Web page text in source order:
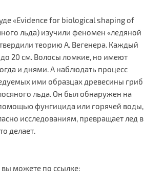
«Evidence for biological shaping of
льда) изучили феномен «ледяной
теорию А. Вегенера. Каждый
20 см. Волосы ломкие, но имеют
и днями. А наблюдать процесс
ими образцах древесины гриб
льда. Он был обнаружен на
фунгицида или горячей воды,
исследованиям, превращает лед в
делает.
можете по ссылке: